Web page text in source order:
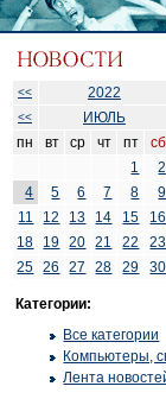
<< 2022
<<
ИЮЛЬ
пн вт ср чт пт сб
1
2
4
5 6 7 8 9
11
12 13 14 15 16
18
19 20 21 22 23
25
26 27 28 29 30
Категории:
Все категории
Компьютеры,
Лента